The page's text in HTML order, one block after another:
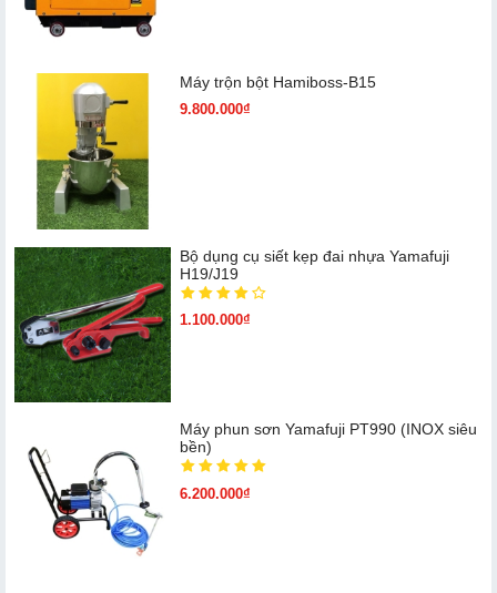
Máy trộn bột Hamiboss-B15
9.800.000₫
Bộ dụng cụ siết kẹp đai nhựa Yamafuji
H19/J19
1.100.000₫
Máy phun sơn Yamafuji PT990 (INOX siêu
bền)
6.200.000₫